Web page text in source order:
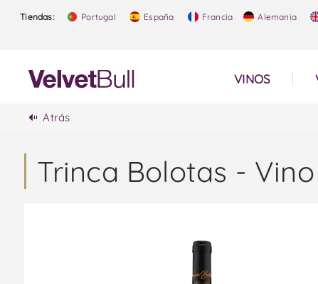
Tiendas: Portugal España Francia Alemania
VINOS
Atrás
Trinca Bolotas -